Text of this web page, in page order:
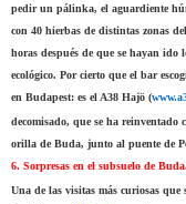
pedir un pálinka, el aguardiente
con 40 hierbas de distintas zonas
horas después de que se hayan ido
ecológico. Por cierto que el bar
en Budapest: es el A38 Hajö (
decomisado, que se ha reinventado
orilla de Buda, junto al puente de
6. Sorpresas en el subsuelo de Buda.
Una de las visitas más curiosas que